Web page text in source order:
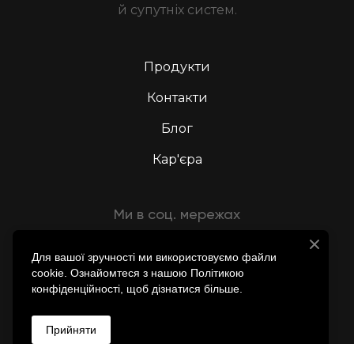
й супутніх систем.
Продукти
Контакти
Блог
Кар'єра
Ми в соц. мережах
Для вашої зручності ми використовуємо файли
cookie. Ознайомтеся з нашою Політикою
конфіденційності, щоб дізнатися більше.
Прийняти